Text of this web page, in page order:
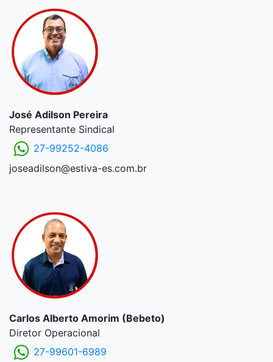
José Adilson Pereira
Representante Sindical
27-99252-4086
joseadilson@estiva-es.com.br
Carlos Alberto Amorim (Bebeto)
Diretor Operacional
27-99601-6989